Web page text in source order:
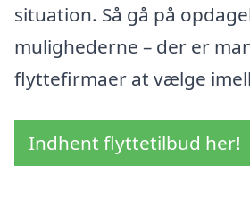
situation. Så gå på
mulighederne – der er
flyttefirmaer at vælge
Indhent flyttetilbud her!